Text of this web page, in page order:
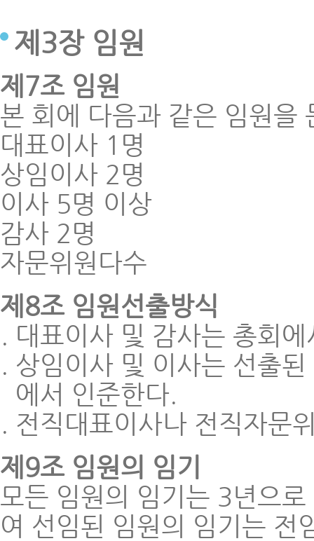
제3장 임원
제7조 임원
본 회에 다음과 같은 임원을
대표이사 1명
상임이사 2명
이사 5명 이상
감사 2명
자문위원다수
제8조 임원선출방식
대표이사 및 감사는 총회
상임이사 및 이사는 선출
에서 인준한다.
전직대표이사나 전직자문
제9조 임원의 임기
모든 임원의 임기는 3년으
여 선임된 임원의 임기는 전